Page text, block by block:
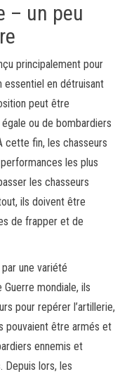
– un peu
principalement pour
essentiel en détruisant
peut être
ou de bombardiers
cette fin, les chasseurs
les plus
les chasseurs
ils doivent être
de frapper et de
une variété
mondiale, ils
pour repérer l’artillerie,
pouvaient être armés et
ennemis et
Depuis lors, les